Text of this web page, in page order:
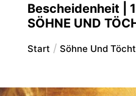
Bescheidenheit |
SÖHNE UND
Start Söhne Und